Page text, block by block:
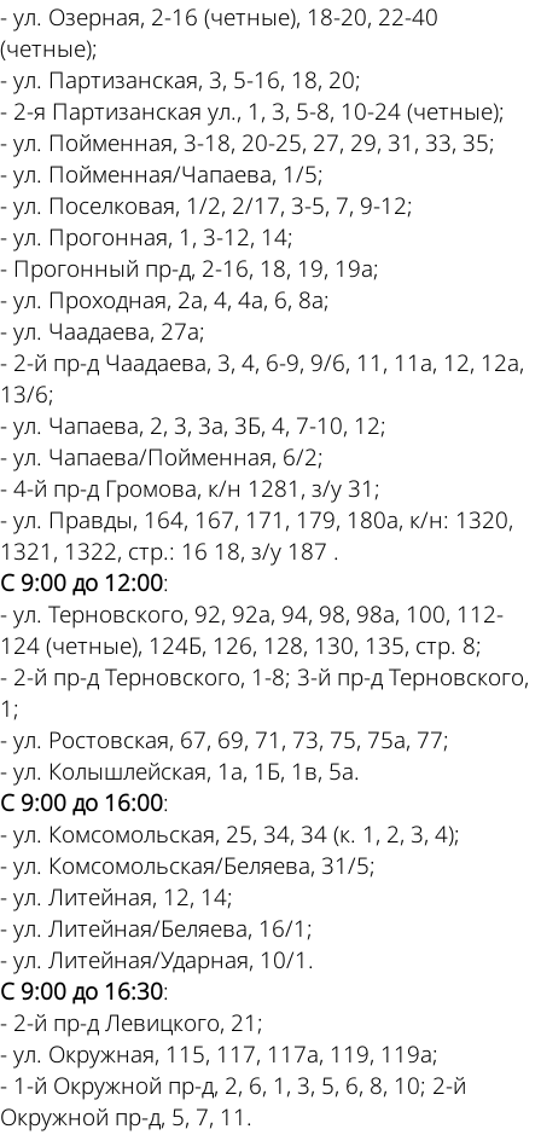
- ул. Озерная, 2-16 (четные), 18-20, 22-40
(четные);
- ул. Партизанская, 3, 5-16, 18, 20;
- 2-я Партизанская ул., 1, 3, 5-8, 10-24 (четные);
- ул. Пойменная, 3-18, 20-25, 27, 29, 31, 33, 35;
- ул. Пойменная/Чапаева, 1/5;
- ул. Поселковая, 1/2, 2/17, 3-5, 7, 9-12;
- ул. Прогонная, 1, 3-12, 14;
- Прогонный пр-д, 2-16, 18, 19, 19а;
- ул. Проходная, 2а, 4, 4а, 6, 8а;
- ул. Чаадаева, 27а;
- 2-й пр-д Чаадаева, 3, 4, 6-9, 9/6, 11, 11а, 12, 12а,
13/6;
- ул. Чапаева, 2, 3, 3а, 3Б, 4, 7-10, 12;
- ул. Чапаева/Пойменная, 6/2;
- 4-й пр-д Громова, к/н 1281, з/у 31;
- ул. Правды, 164, 167, 171, 179, 180а, к/н: 1320,
1321, 1322, стр.: 16 18, з/у 187 .
С 9:00 до 12:00:
- ул. Терновского, 92, 92а, 94, 98, 98а, 100, 112-
124 (четные), 124Б, 126, 128, 130, 135, стр. 8;
- 2-й пр-д Терновского, 1-8; 3-й пр-д Терновского,
1;
- ул. Ростовская, 67, 69, 71, 73, 75, 75а, 77;
- ул. Колышлейская, 1а, 1Б, 1в, 5а.
С 9:00 до 16:00:
- ул. Комсомольская, 25, 34, 34 (к. 1, 2, 3, 4);
- ул. Комсомольская/Беляева, 31/5;
- ул. Литейная, 12, 14;
- ул. Литейная/Беляева, 16/1;
- ул. Литейная/Ударная, 10/1.
С 9:00 до 16:30:
- 2-й пр-д Левицкого, 21;
- ул. Окружная, 115, 117, 117а, 119, 119а;
- 1-й Окружной пр-д, 2, 6, 1, 3, 5, 6, 8, 10; 2-й
Окружной пр-д, 5, 7, 11.